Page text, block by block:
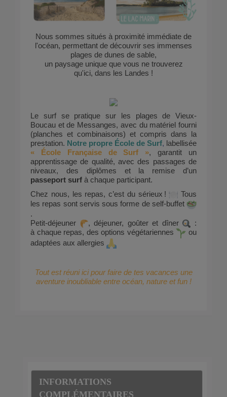
Nous sommes situés à proximité immédiate de
l'océan, permettant de découvrir ses immenses
plages de dunes de sable,
un paysage unique que vous ne trouverez
qu'ici, dans les Landes !
Le surf se pratique sur les plages de Vieux-
Boucau et de Messanges, avec du matériel fourni
(planches et combinaisons) et compris dans la
prestation. Notre propre École de Surf, labellisée
« École Française de Surf », garantit un
apprentissage de qualité, avec des passages de
niveaux, des diplômes et la remise d’un
passeport surf à chaque participant.
Chez nous, les repas, c’est du sérieux !
Tous
les repas sont servis sous forme de self-buffet
.
Petit-déjeuner
, déjeuner, goûter et dîner
:
à chaque repas, des options végétariennes
ou
adaptées aux allergies
Tout est réuni ici pour faire de tes vacances une
aventure inoubliable entre océan, nature et fun !
INFORMATIONS
COMPLÉMENTAIRES